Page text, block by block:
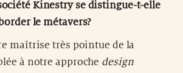
Kinestry se distingue-t-elle
le métavers?
maîtrise très pointue de la
à notre approche design